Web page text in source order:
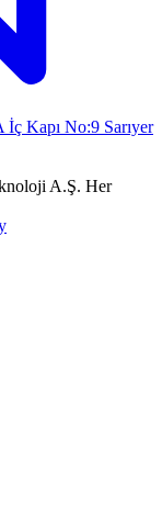
Kapı No:9 Sarıyer
A.Ş. Her